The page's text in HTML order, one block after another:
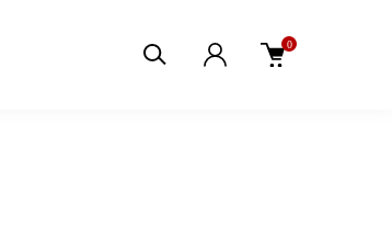
0